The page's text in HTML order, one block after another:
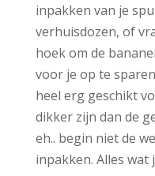
inpakken van je
verhuisdozen, of
hoek om de
voor je op te
heel erg geschikt
dikker zijn dan de
eh.. begin niet de
inpakken. Alles